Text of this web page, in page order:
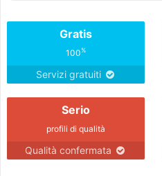
Gratis
100%
Servizi gratuiti
Serio
profili di qualità
Qualità confermata